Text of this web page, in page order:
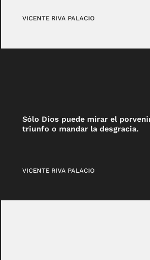
VICENTE RIVA PALACIO
Sólo Dios puede mirar el
triunfo o mandar la desgracia.
VICENTE RIVA PALACIO